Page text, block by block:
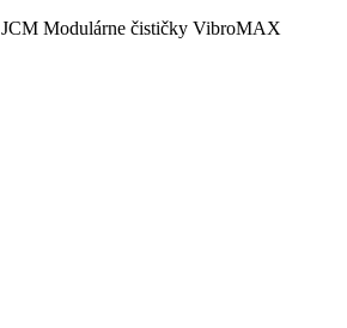
JCM Modulárne čističky VibroMAX